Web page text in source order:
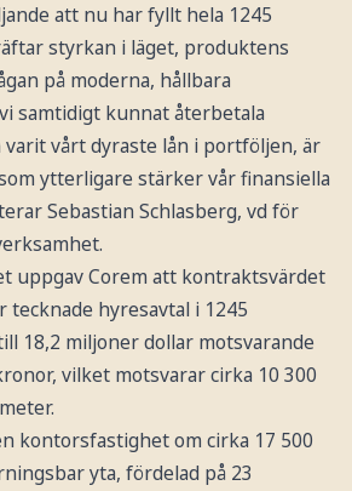
att nu har fyllt hela 1245
styrkan i läget, produktens
på moderna, hållbara
samtidigt kunnat återbetala
vårt dyraste lån i portföljen, är
ytterligare stärker vår finansiella
Sebastian Schlasberg, vd för
uppgav Corem att kontraktsvärdet
tecknade hyresavtal i 1245
18,2 miljoner dollar motsvarande
vilket motsvarar cirka 10 300
kontorsfastighet om cirka 17 500
yta, fördelad på 23